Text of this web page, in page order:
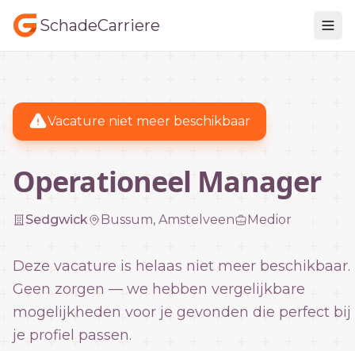
SchadeCarriere
Vacature niet meer beschikbaar
Operationeel Manager
Sedgwick Bussum, Amstelveen Medior
Deze vacature is helaas niet meer beschikbaar.
Geen zorgen — we hebben vergelijkbare
mogelijkheden voor je gevonden die perfect bij
je profiel passen.